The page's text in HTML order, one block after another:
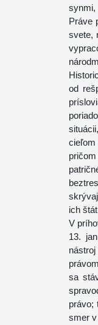
synmi,
Práve
svete,
od
cieľom
ich
V
13.
sa
právo;
smer v